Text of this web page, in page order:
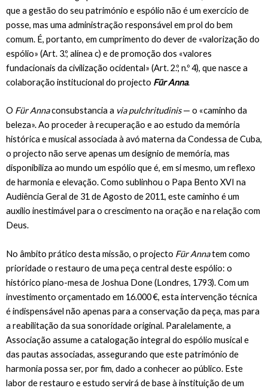
que a gestão do seu património e espólio não é um exercício de
posse, mas uma administração responsável em prol do bem
comum. É, portanto, em cumprimento do dever de «valorização do
espólio» (Art. 3.º, alínea c) e de promoção dos «valores
fundacionais da civilização ocidental» (Art. 2.º, n.º 4), que nasce a
colaboração institucional do projecto Für Anna.
O Für Annaconsubstancia a via pulchritudinis— o «caminho da
beleza». Ao proceder à recuperação e ao estudo da memória
histórica e musical associada à avó materna da Condessa de Cuba,
o projecto não serve apenas um desígnio de memória, mas
disponibiliza ao mundo um espólio que é, em si mesmo, um reflexo
de harmonia e elevação. Como sublinhou o Papa Bento XVI na
Audiência Geral de 31 de Agosto de 2011, este caminho é um
auxílio inestimável para o crescimento na oração e na relação com
Deus.
No âmbito prático desta missão, o projecto Für Annatem como
prioridade o restauro de uma peça central deste espólio: o
histórico piano-mesa de Joshua Done (Londres, 1793). Com um
investimento orçamentado em 16.000 €, esta intervenção técnica
é indispensável não apenas para a conservação da peça, mas para
a reabilitação da sua sonoridade original. Paralelamente, a
Associação assume a catalogação integral do espólio musical e
das pautas associadas, assegurando que este património de
harmonia possa ser, por fim, dado a conhecer ao público. Este
labor de restauro e estudo servirá de base à instituição de um